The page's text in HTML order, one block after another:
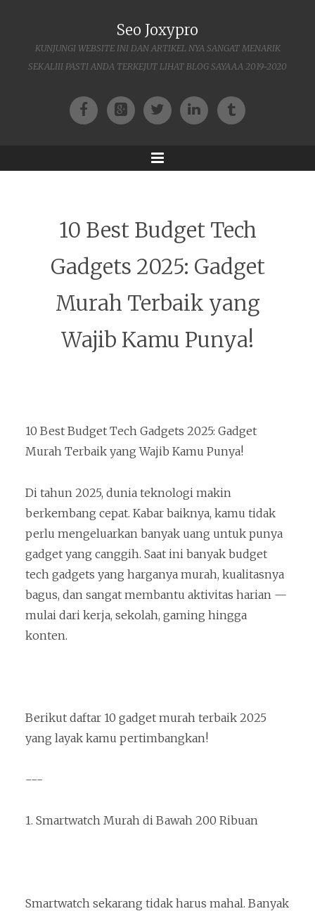
Seo Joxypro
KUNJUNGI WEBSITE INI DAN ARTIKEL NYA SANGAT MENARIK
SEKALIII PASTI ANDA TERKEJUT LIHAT BLOG SAYAAA 2019-2020
FacebookGoogle+TwitterLinkedIn
Tumblr
Menu
10 Best Budget Tech
Gadgets 2025: Gadget
Murah Terbaik yang
Wajib Kamu Punya!
10 Best Budget Tech Gadgets 2025: Gadget
Murah Terbaik yang Wajib Kamu Punya!
Di tahun 2025, dunia teknologi makin
berkembang cepat. Kabar baiknya, kamu tidak
perlu mengeluarkan banyak uang untuk punya
gadget yang canggih. Saat ini banyak budget
tech gadgets yang harganya murah, kualitasnya
bagus, dan sangat membantu aktivitas harian —
mulai dari kerja, sekolah, gaming hingga
konten.
Berikut daftar 10 gadget murah terbaik 2025
yang layak kamu pertimbangkan!
---
1. Smartwatch Murah di Bawah 200 Ribuan
Smartwatch sekarang tidak harus mahal. Banyak